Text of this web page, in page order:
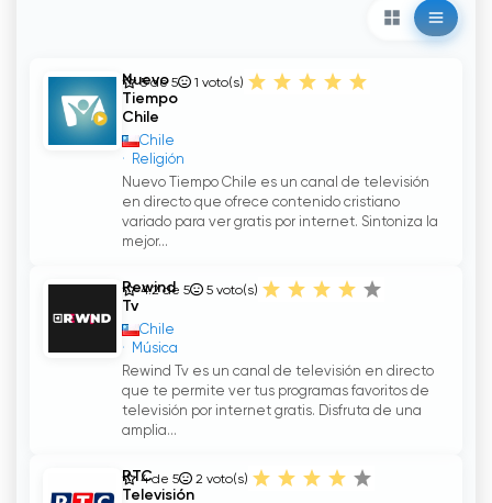
Nuevo
Tiempo
Chile
Chile
Religión
5 de 5 1 voto(s)
Nuevo Tiempo Chile es un canal de televisión
en directo que ofrece contenido cristiano
variado para ver gratis por internet. Sintoniza la
mejor...
Rewind
Tv
Chile
Música
4.2 de 5 5 voto(s)
Rewind Tv es un canal de televisión en directo
que te permite ver tus programas favoritos de
televisión por internet gratis. Disfruta de una
amplia...
RTC
Televisión
4 de 5 2 voto(s)